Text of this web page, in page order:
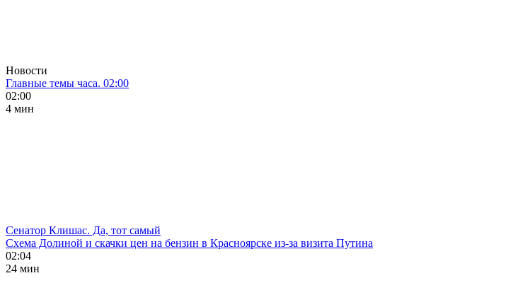
Новости
Главные темы часа. 02:00
02:00
4 мин
Сенатор Клишас. Да, тот самый
Схема Долиной и скачки цен на бензин в Красноярске из-за визита Путина
02:04
24 мин